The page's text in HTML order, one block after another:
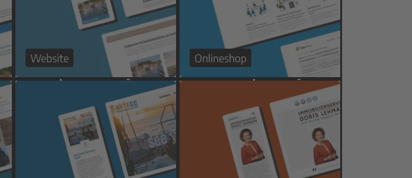
Website Onlineshop